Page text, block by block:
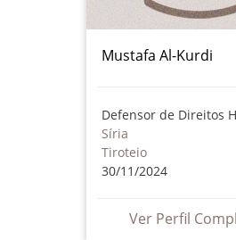
Mustafa Al-Kurdi
Defensor de Direitos
Síria
Tiroteio
30/11/2024
Ver Perfil